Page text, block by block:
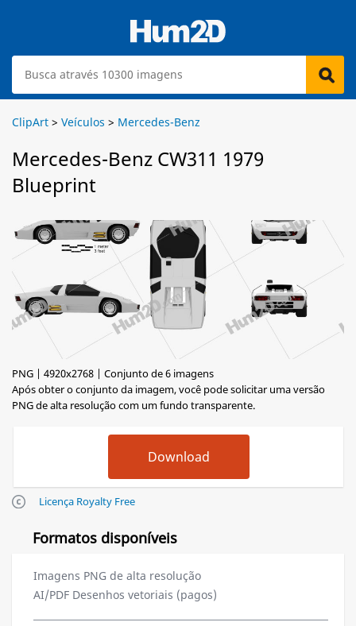
ClipArt > Veículos > Mercedes-Benz
Mercedes-Benz CW311 1979
Blueprint
PNG | 4920x2768 | Conjunto de 6 imagens
Após obter o conjunto da imagem, você pode solicitar uma versão
PNG de alta resolução com um fundo transparente.
Licença Royalty Free
Formatos disponíveis
Imagens PNG de alta resolução
AI/PDF Desenhos vetoriais (pagos)